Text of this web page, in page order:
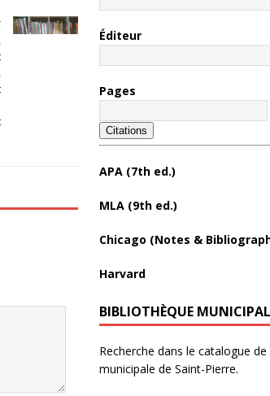
Éditeur
Pages
Citations
APA (7th ed.)
MLA (9th ed.)
Chicago (Notes &
Harvard
BIBLIOTHÈQUE
Recherche dans le catalogue
municipale de Saint-Pierre.